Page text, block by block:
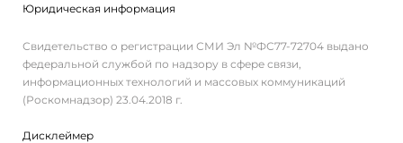
Юридическая информация
Свидетельство о регистрации СМИ Эл №ФС77-72704 выдано
федеральной службой по надзору в сфере связи,
информационных технологий и массовых коммуникаций
(Роскомнадзор) 23.04.2018 г.
Дисклеймер